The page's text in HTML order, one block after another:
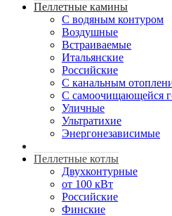
Пеллетные камины
C водяным контуром
Воздушные
Встраиваемые
Итальянские
Российские
С канальным
С самоочищающейся
Уличные
Ультратихие
Энергонезависимые
Пеллетные котлы
Двухконтурные
от 100 кВт
Российские
Финские